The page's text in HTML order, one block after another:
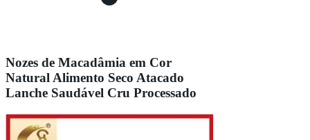
Nozes de Macadâmia em Cor
Natural Alimento Seco Atacado
Lanche Saudável Cru Processado